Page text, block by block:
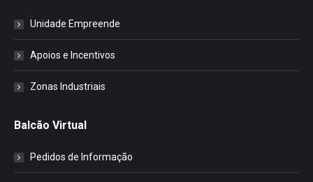
Unidade Empreende
Apoios e Incentivos
Zonas Industriais
Balcão Virtual
Pedidos de Informação